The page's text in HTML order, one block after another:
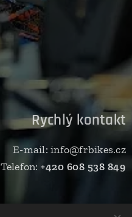
Rychlý kontakt
E-mail: info@frbikes.cz
Telefon: +420 608 538 849